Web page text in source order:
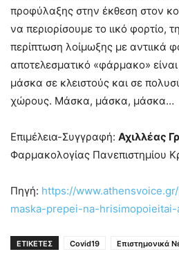
προφύλαξης στην έκθεση στον
να περιορίσουμε το ιικό φορτίο,
περίπτωση λοίμωξης με αντιικά
αποτελεσματικό «φάρμακο»
μάσκα σε κλειστούς και σε
χώρους. Μάσκα, μάσκα, μάσκα…
Επιμέλεια-Συγγραφή: Αχιλλέας
Φαρμακολογίας Πανεπιστημίου
Πηγή: https://
maska-prepei-na-
ΕΤΙΚΕΤΕΣ Covid19 Επιστημονικά